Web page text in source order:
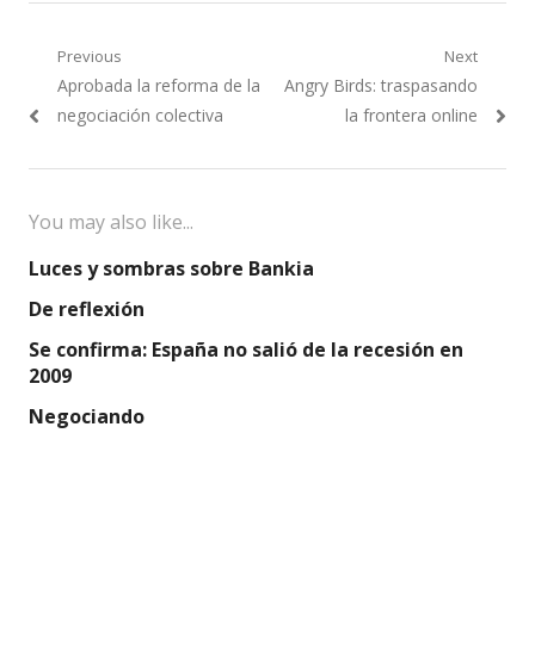
Navegación
de
Previous
Previous
post:
Aprobada la reforma de la
negociación colectiva
Next
Next
Angry Birds: traspasando
la frontera online
You may also like...
Luces y sombras sobre Bankia
De reflexión
Se confirma: España no salió de la recesión en
2009
Negociando